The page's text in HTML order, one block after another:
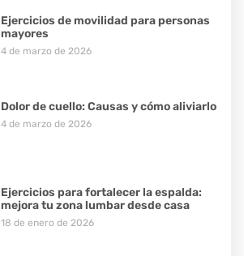
Ejercicios de movilidad para personas
mayores
4 de marzo de 2026
Dolor de cuello: Causas y cómo aliviarlo
4 de marzo de 2026
Ejercicios para fortalecer la espalda:
mejora tu zona lumbar desde casa
18 de enero de 2026